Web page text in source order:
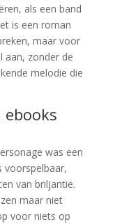
als een band
is een roman
maar voor
aan, zonder de
melodie die
ebooks
was een
voorspelbaar,
van briljantie.
maar niet
voor niets op